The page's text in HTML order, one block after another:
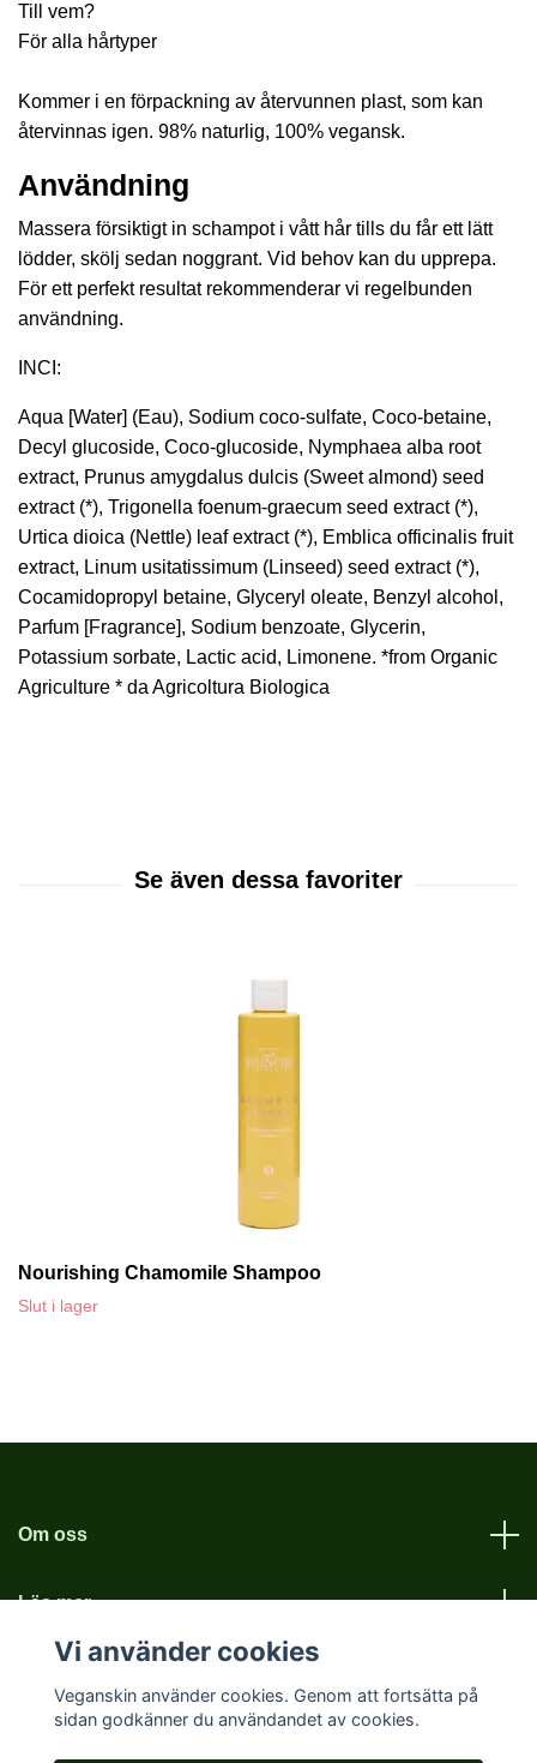
Till vem?
För alla hårtyper
Kommer i en förpackning av återvunnen plast, som kan
återvinnas igen. 98% naturlig, 100% vegansk.
Användning
Massera försiktigt in schampot i vått hår tills du får ett lätt
lödder, skölj sedan noggrant. Vid behov kan du upprepa.
För ett perfekt resultat rekommenderar vi regelbunden
användning.
INCI:
Aqua [Water] (Eau), Sodium coco-sulfate, Coco-betaine,
Decyl glucoside, Coco-glucoside, Nymphaea alba root
extract, Prunus amygdalus dulcis (Sweet almond) seed
extract (*), Trigonella foenum-graecum seed extract (*),
Urtica dioica (Nettle) leaf extract (*), Emblica officinalis fruit
extract, Linum usitatissimum (Linseed) seed extract (*),
Cocamidopropyl betaine, Glyceryl oleate, Benzyl alcohol,
Parfum [Fragrance], Sodium benzoate, Glycerin,
Potassium sorbate, Lactic acid, Limonene. *from Organic
Agriculture * da Agricoltura Biologica
Nourishing Chamomile Shampoo
Slut i lager
Om oss
Läs mer
Vi använder cookies
Veganskin använder cookies. Genom att fortsätta på
sidan godkänner du användandet av cookies.